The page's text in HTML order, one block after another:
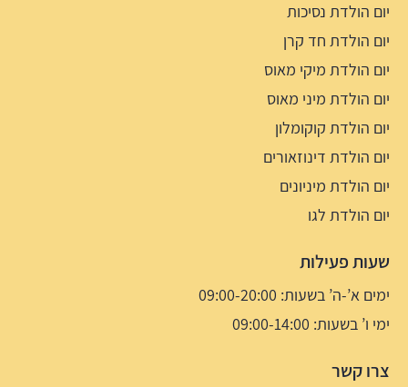
יום הולדת נסיכות
יום הולדת חד קרן
יום הולדת מיקי מאוס
יום הולדת מיני מאוס
יום הולדת קוקומלון
יום הולדת דינוזאורים
יום הולדת מיניונים
יום הולדת לגו
שעות פעילות
ימים א’-ה’ בשעות: 09:00-20:00
ימי ו’ בשעות: 09:00-14:00
צרו קשר